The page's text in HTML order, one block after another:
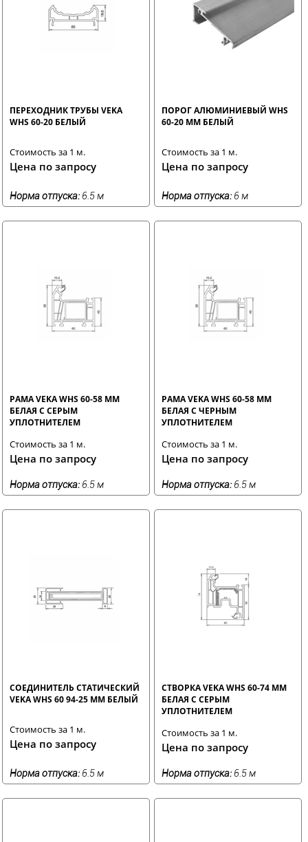
ПЕРЕХОДНИК ТРУБЫ VEKA
WHS 60-20 БЕЛЫЙ
Стоимость за 1 м.
Цена по запросу
Норма отпуска: 6.5 м
ПОРОГ АЛЮМИНИЕВЫЙ WHS
60-20 ММ БЕЛЫЙ
Стоимость за 1 м.
Цена по запросу
Норма отпуска: 6 м
РАМА VEKA WHS 60-58 ММ
БЕЛАЯ С СЕРЫМ
УПЛОТНИТЕЛЕМ
Стоимость за 1 м.
Цена по запросу
Норма отпуска: 6.5 м
РАМА VEKA WHS 60-58 ММ
БЕЛАЯ С ЧЕРНЫМ
УПЛОТНИТЕЛЕМ
Стоимость за 1 м.
Цена по запросу
Норма отпуска: 6.5 м
СОЕДИНИТЕЛЬ СТАТИЧЕСКИЙ
VEKA WHS 60 94-25 ММ БЕЛЫЙ
Стоимость за 1 м.
Цена по запросу
Норма отпуска: 6.5 м
СТВОРКА VEKA WHS 60-74 ММ
БЕЛАЯ С СЕРЫМ
УПЛОТНИТЕЛЕМ
Стоимость за 1 м.
Цена по запросу
Норма отпуска: 6.5 м